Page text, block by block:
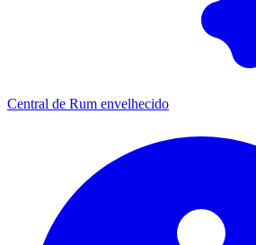
Central de Rum envelhecido